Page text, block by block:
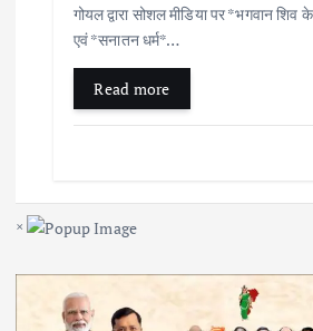
गोयल द्वारा सोशल मीडिया पर *भगवान शिव
एवं *सनातन धर्म*…
Read more
×